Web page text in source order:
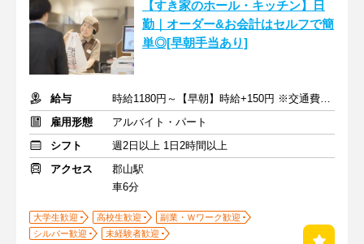
【すき家のホール・キッチン】日
勤｜オーダー&お会計はセルフで簡
単◎[早朝手当あり]
給与
時給1180円～【早朝】時給+150円 ※交通費支給
雇用形態
アルバイト・パート
シフト
週2日以上 1日2時間以上
アクセス
郡山駅
車6分
大学生歓迎 高校生歓迎
副業・Ｗワーク歓迎
シルバー歓迎
未経験者歓迎